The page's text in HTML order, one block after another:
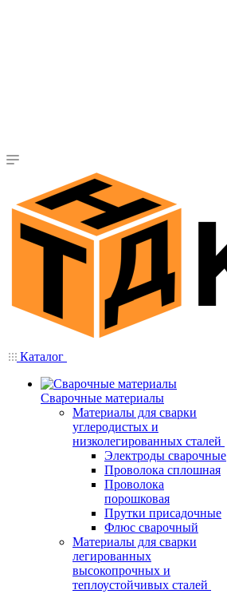
Каталог
Сварочные материалы
Материалы для сварки
углеродистых и
низколегированных сталей
Электроды сварочные
Проволока сплошная
Проволока
порошковая
Прутки присадочные
Флюс сварочный
Материалы для сварки
легированных
высокопрочных и
теплоустойчивых сталей